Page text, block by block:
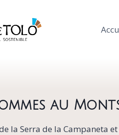
au
la Serra de la Campaneta